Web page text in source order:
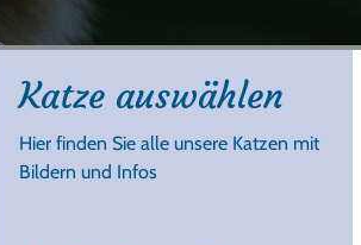
Katze auswählen
Hier finden Sie alle unsere Katzen mit
Bildern und Infos